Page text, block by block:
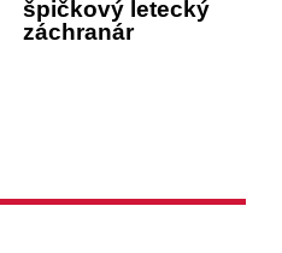
špičkový letecký
záchranár